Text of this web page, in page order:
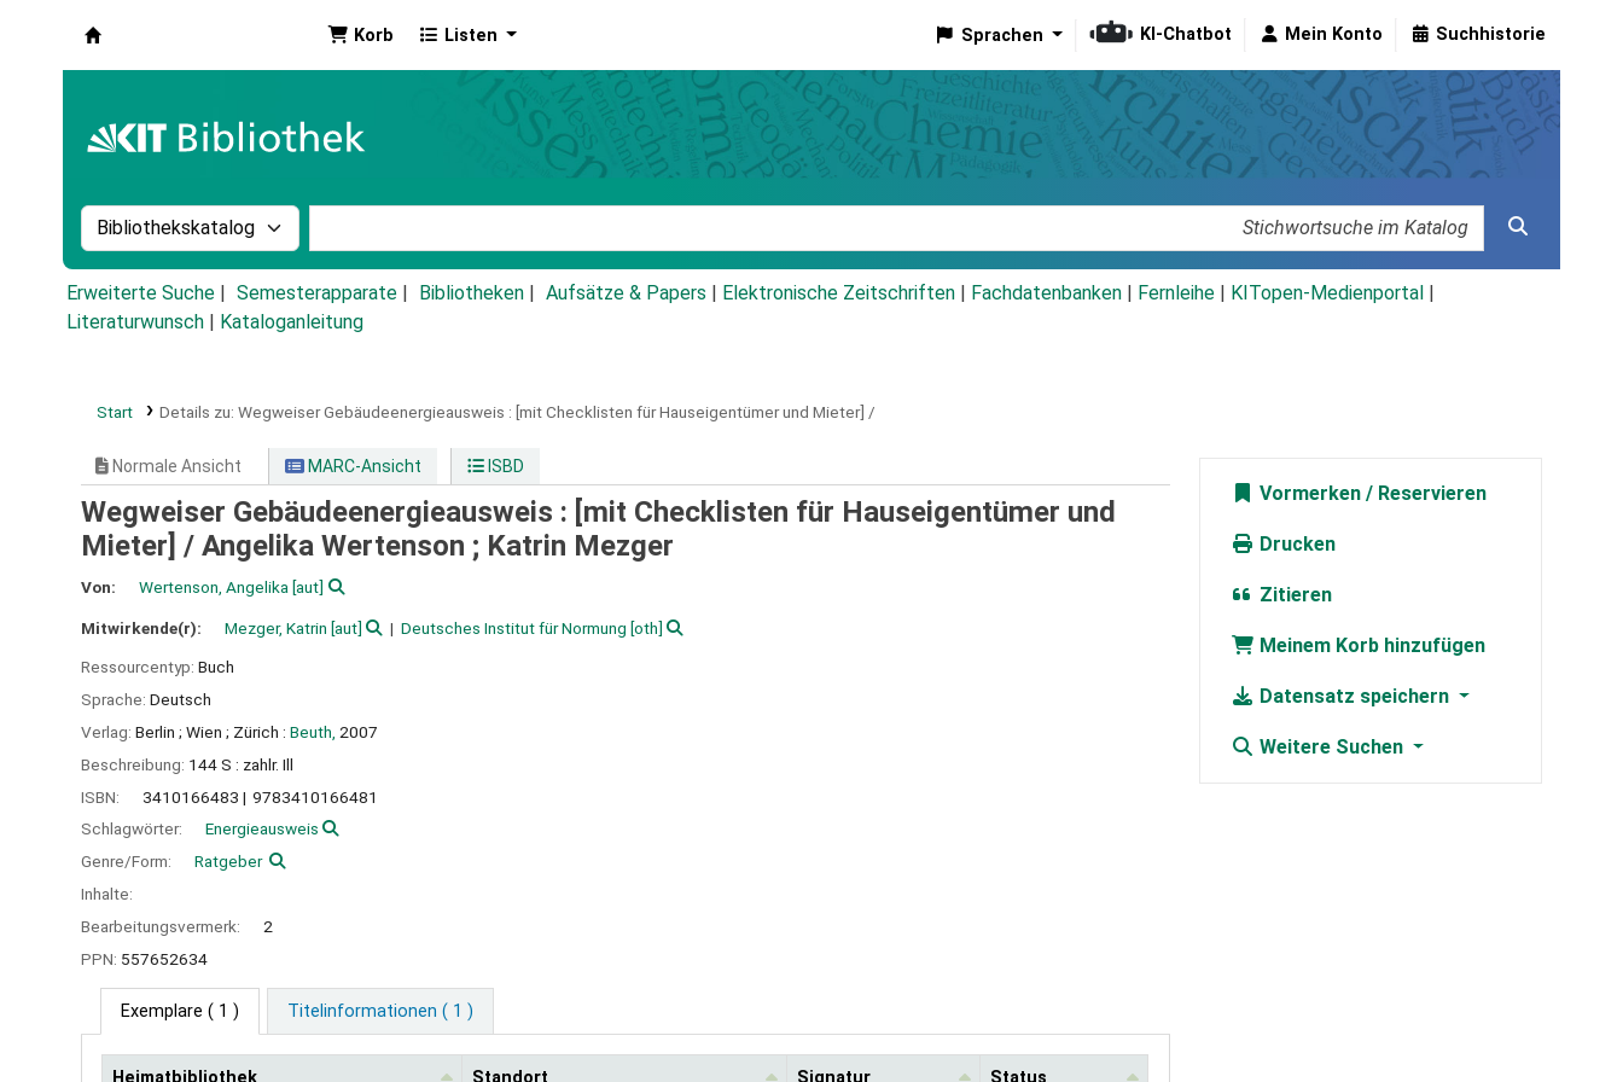
Korb Listen Sprachen KI-Chatbot Mein Konto Suchhistorie
Suche im Katalog nach:
Erweiterte Suche Semesterapparate Bibliotheken Aufsätze & Papers Elektronische Zeitschriften Fachdatenbanken Fernleihe KITopen-Medienportal
Literaturwunsch
Kataloganleitung
Start Details zu: Wegweiser Gebäudeenergieausweis : [mit Checklisten für Hauseigentümer und Mieter] /
Normale Ansicht MARC-Ansicht ISBD
Wegweiser Gebäudeenergieausweis : [mit Checklisten für Hauseigentümer und
Mieter] / Angelika Wertenson ; Katrin Mezger
Von: Wertenson, Angelika [aut]
Mitwirkende(r): Mezger, Katrin [aut] Deutsches Institut für Normung [oth]
Ressourcentyp: Buch
Sprache: Deutsch
Verlag: Berlin ; Wien ; Zürich : Beuth, 2007
Beschreibung: 144 S : zahlr. Ill
ISBN:
3410166483
9783410166481
Schlagwörter:
Energieausweis
Genre/Form:
Ratgeber
Inhalte:
Bearbeitungsvermerk:
2
PPN: 557652634
Exemplare ( 1 ) Titelinformationen ( 1 )
Vormerken
Drucken
Zitieren
Meinem Korb hinzufügen
Datensatz speichern
Weitere Suchen